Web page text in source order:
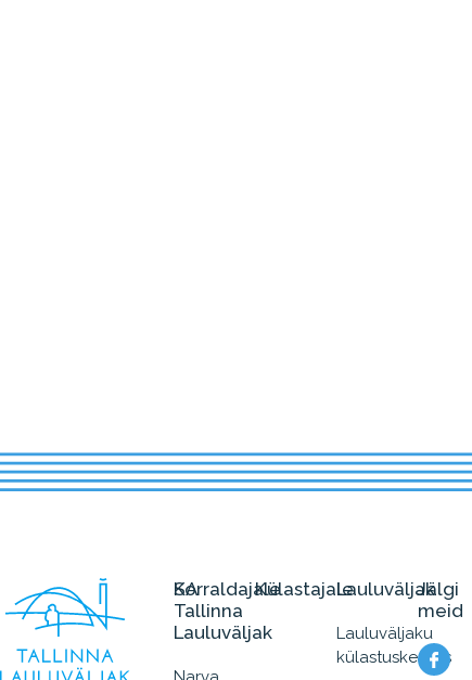
SA
Tallinna
Lauluväljak
KorraldajaleKülastajaleLauluväljak
Lauluväljaku
külastuskeskus
Jälgi
meid